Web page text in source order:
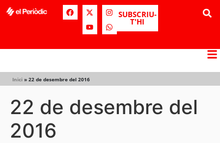
SUBSCRIU-
T'HI
Inici » 22 de desembre del 2016
22 de desembre del
2016